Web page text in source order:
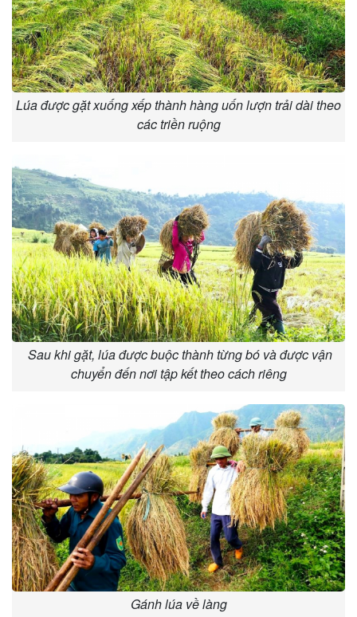
Lúa được gặt xuống xếp thành hàng uốn lượn trải dài theo
các triền ruộng
Sau khi gặt, lúa được buộc thành từng bó và được vận
chuyển đến nơi tập kết theo cách riêng
Gánh lúa về làng